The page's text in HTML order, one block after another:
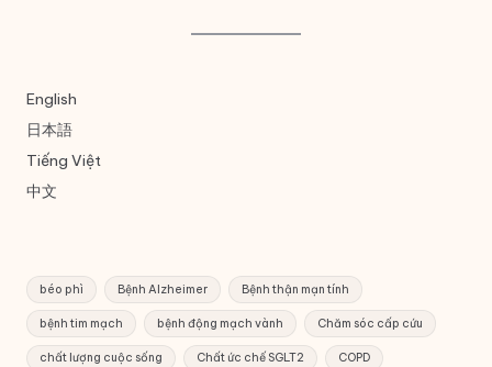
English
日本語
Tiếng Việt
中文
béo phì Bệnh Alzheimer Bệnh thận mạn tính
bệnh tim mạch bệnh động mạch vành Chăm sóc cấp cứu
chất lượng cuộc sống Chất ức chế SGLT2 COPD